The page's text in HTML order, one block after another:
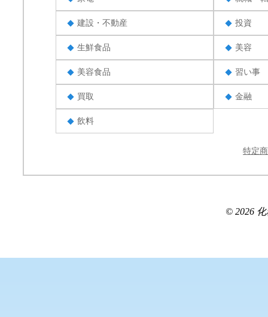
建設・不動産 投資
生鮮食品 美容
美容食品 習い事
買取 金融
飲料
特定
© 2026 化